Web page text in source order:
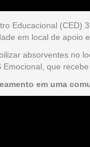
Educacional (CED)
em local de apoio
absorventes no
Emocional, que
em uma